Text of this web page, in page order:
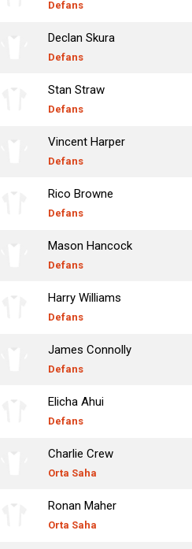
Defans
Declan Skura
Defans
Stan Straw
Defans
Vincent Harper
Defans
Rico Browne
Defans
Mason Hancock
Defans
Harry Williams
Defans
James Connolly
Defans
Elicha Ahui
Defans
Charlie Crew
Orta Saha
Ronan Maher
Orta Saha